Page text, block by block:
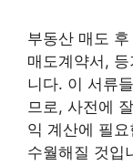
부동산 매도
매도계약서,
니다. 이 서류
므로, 사전에
익 계산에 필
수월해질 것입